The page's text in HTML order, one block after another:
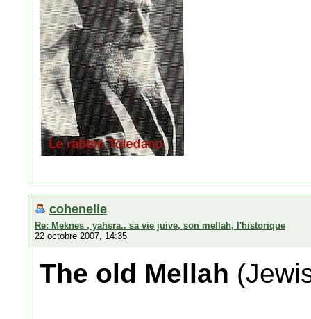
cohenelie
Re: Meknes , yahsra.. sa vie juive, son mellah, l'historique
22 octobre 2007, 14:35
The old Mellah